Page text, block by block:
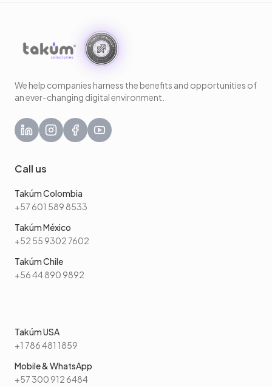
We help companies harness the benefits and opportunities of
an ever-changing digital environment.
Call us
Takúm Colombia
+57 601 589 8533
Takúm México
+52 55 9302 7602
Takúm Chile
+56 44 890 9892
Takúm USA
+1 786 481 1859
Mobile & WhatsApp
+57 300 912 6484